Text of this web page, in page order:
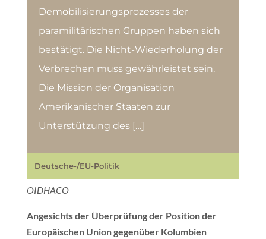
Demobilisierungsprozesses der
paramilitärischen Gruppen haben sich
bestätigt. Die Nicht-Wiederholung der
Verbrechen muss gewährleistet sein.
Die Mission der Organisation
Amerikanischer Staaten zur
Unterstützung des […]
Deutsche-/EU-Politik
OIDHACO
Angesichts der Überprüfung der Position der
Europäischen Union gegenüber Kolumbien